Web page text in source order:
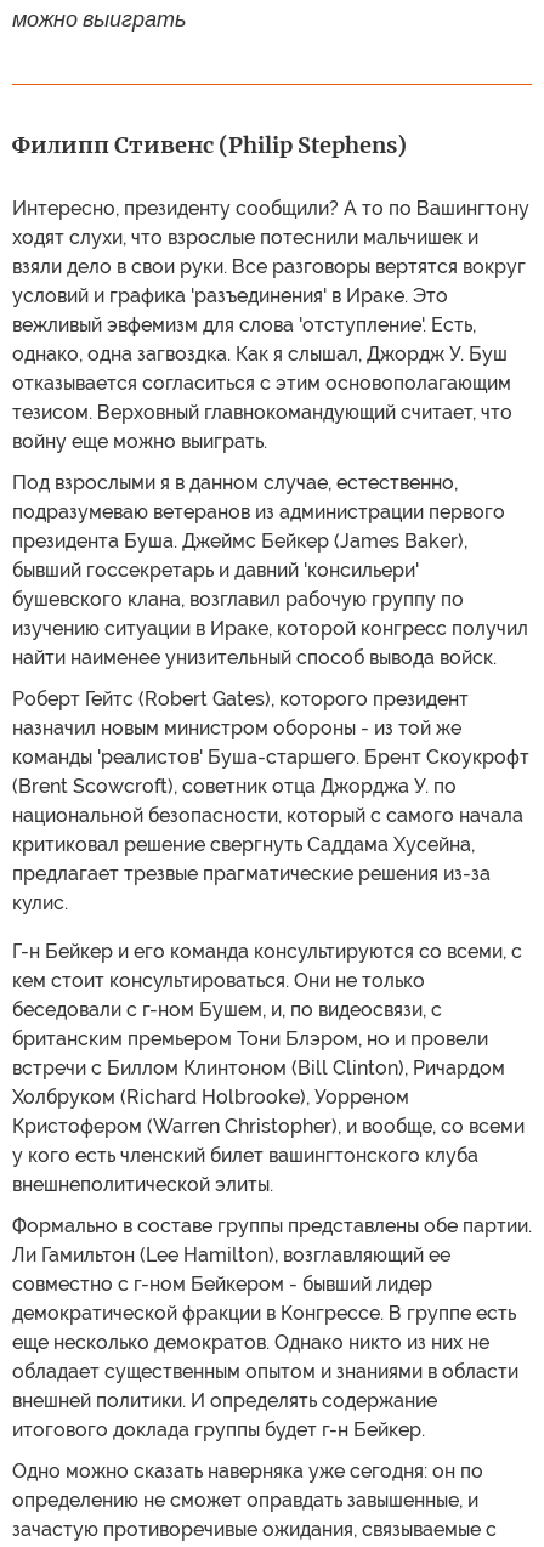
можно выиграть
Филипп Стивенс (Philip Stephens)
Интересно, президенту сообщили? А то по Вашингтону
ходят слухи, что взрослые потеснили мальчишек и
взяли дело в свои руки. Все разговоры вертятся вокруг
условий и графика 'разъединения' в Ираке. Это
вежливый эвфемизм для слова 'отступление'. Есть,
однако, одна загвоздка. Как я слышал, Джордж У. Буш
отказывается согласиться с этим основополагающим
тезисом. Верховный главнокомандующий считает, что
войну еще можно выиграть.
Под взрослыми я в данном случае, естественно,
подразумеваю ветеранов из администрации первого
президента Буша. Джеймс Бейкер (James Baker),
бывший госсекретарь и давний 'консильери'
бушевского клана, возглавил рабочую группу по
изучению ситуации в Ираке, которой конгресс получил
найти наименее унизительный способ вывода войск.
Роберт Гейтс (Robert Gates), которого президент
назначил новым министром обороны - из той же
команды 'реалистов' Буша-старшего. Брент Скоукрофт
(Brent Scowcroft), советник отца Джорджа У. по
национальной безопасности, который с самого начала
критиковал решение свергнуть Саддама Хусейна,
предлагает трезвые прагматические решения из-за
кулис.
Г-н Бейкер и его команда консультируются со всеми, с
кем стоит консультироваться. Они не только
беседовали с г-ном Бушем, и, по видеосвязи, с
британским премьером Тони Блэром, но и провели
встречи с Биллом Клинтоном (Bill Clinton), Ричардом
Холбруком (Richard Holbrooke), Уорреном
Кристофером (Warren Christopher), и вообще, со всеми
у кого есть членский билет вашингтонского клуба
внешнеполитической элиты.
Формально в составе группы представлены обе партии.
Ли Гамильтон (Lee Hamilton), возглавляющий ее
совместно с г-ном Бейкером - бывший лидер
демократической фракции в Конгрессе. В группе есть
еще несколько демократов. Однако никто из них не
обладает существенным опытом и знаниями в области
внешней политики. И определять содержание
итогового доклада группы будет г-н Бейкер.
Одно можно сказать наверняка уже сегодня: он по
определению не сможет оправдать завышенные, и
зачастую противоречивые ожидания, связываемые с